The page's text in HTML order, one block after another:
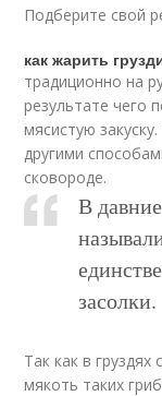
Подберите свой
как жарить
традиционно на
результате чего
мясистую
другими
сковороде.
В
засолки.
Так как в
мякоть таких